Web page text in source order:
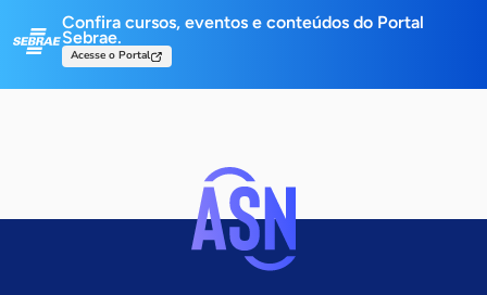
Confira cursos, eventos e conteúdos do Portal
Sebrae.
Acesse o Portal